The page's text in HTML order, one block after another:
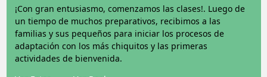
¡Con gran entusiasmo, comenzamos las clases!. Luego de
un tiempo de muchos preparativos, recibimos a las
familias y sus pequeños para iniciar los procesos de
adaptación con los más chiquitos y las primeras
actividades de bienvenida.